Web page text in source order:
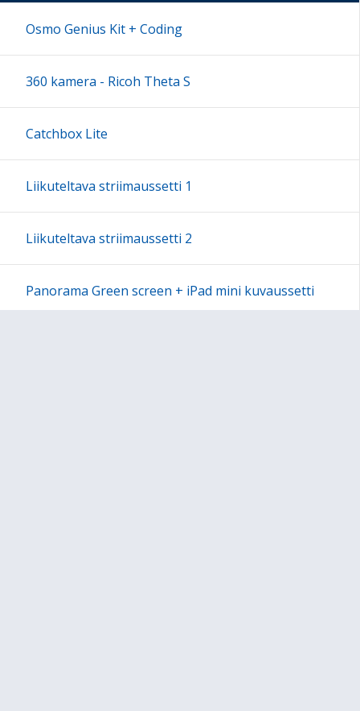
17:00
18:00
22:00
23:00
Osmo Genius Kit + Coding
360 kamera - Ricoh Theta S
Catchbox Lite
Liikuteltava striimaussetti 1
Liikuteltava striimaussetti 2
Panorama Green screen + iPad mini kuvaussetti